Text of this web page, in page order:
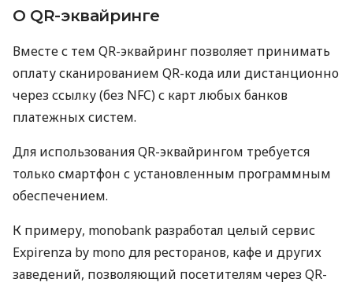
О QR-эквайринге
Вместе с тем QR-эквайринг позволяет принимать
оплату сканированием QR-кода или дистанционно
через ссылку (без NFC) с карт любых банков
платежных систем.
Для использования QR-эквайрингом требуется
только смартфон с установленным программным
обеспечением.
К примеру, monobank разработал целый сервис
Expirenza by mono для ресторанов, кафе и других
заведений, позволяющий посетителям через QR-